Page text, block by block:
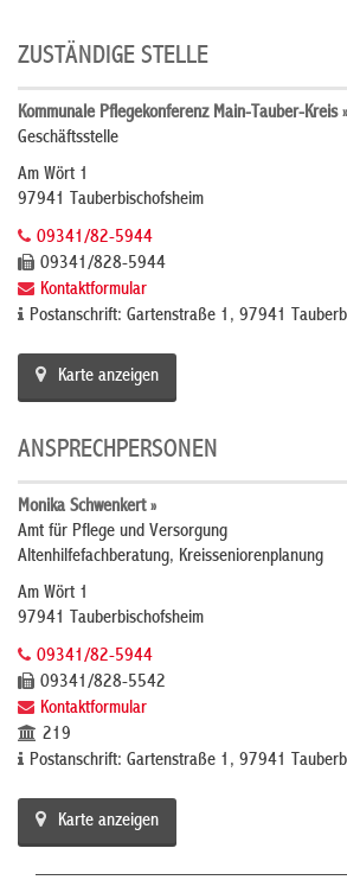
ZUSTÄNDIGE STELLE
Kommunale Pflegekonferenz Main-Tauber-Kreis »
Geschäftsstelle
Am Wört 1
97941 Tauberbischofsheim
09341/82-5944
09341/828-5944
Kontaktformular
Postanschrift: Gartenstraße 1, 97941
Karte anzeigen
ANSPRECHPERSONEN
Monika Schwenkert »
Amt für Pflege und Versorgung
Altenhilfefachberatung, Kreisseniorenplanung
Am Wört 1
97941 Tauberbischofsheim
09341/82-5944
09341/828-5542
Kontaktformular
219
Postanschrift: Gartenstraße 1, 97941
Karte anzeigen